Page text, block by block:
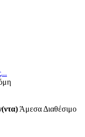
Άμεσα Διαθέσιμο